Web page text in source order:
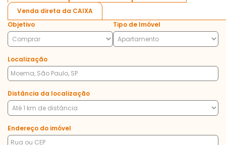
Venda direta da CAIXA
Objetivo
Tipo de Imóvel
Localização
Distância da localização
Endereço do imóvel